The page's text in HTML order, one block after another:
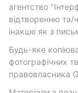
агентство
відтворенню
інакше як з
Будь-яке
фотографічних
правовласника